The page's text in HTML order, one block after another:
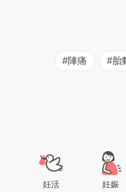
#陣痛 #胎
妊活 妊娠